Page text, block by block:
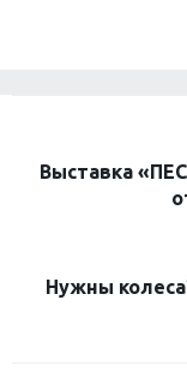
Выставка
Нужны